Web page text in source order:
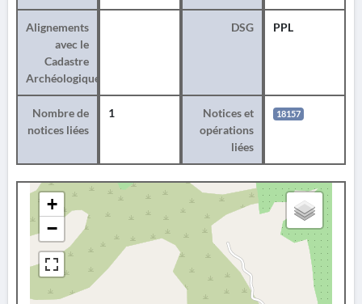
Alignements
avec le
Cadastre
Archéologique
DSG PPL
Nombre de
notices liées
1
Notices et
opérations
liées
18157
+
−